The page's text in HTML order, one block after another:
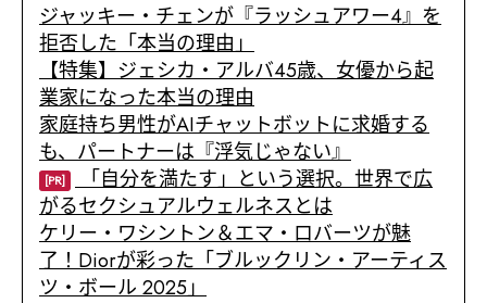
ジャッキー・チェンが『ラッシュアワー4』を
拒否した「本当の理由」
【特集】ジェシカ・アルバ45歳、女優から起
業家になった本当の理由
家庭持ち男性がAIチャットボットに求婚する
も、パートナーは『浮気じゃない』
[PR]
「自分を満たす」という選択。世界で広
がるセクシュアルウェルネスとは
ケリー・ワシントン＆エマ・ロバーツが魅
了！Diorが彩った「ブルックリン・アーティス
ツ・ボール 2025」